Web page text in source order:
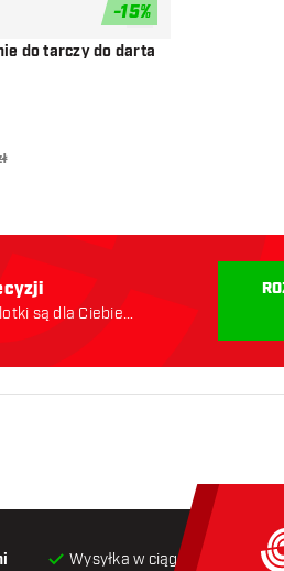
-15%
do tarczy do darta
recenzji
dodaj do listy życzeń
są dla Ciebie
Wysyłka w ciągu 24 godzin